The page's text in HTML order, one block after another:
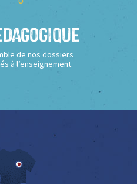
de nos dossiers
à l’enseignement.